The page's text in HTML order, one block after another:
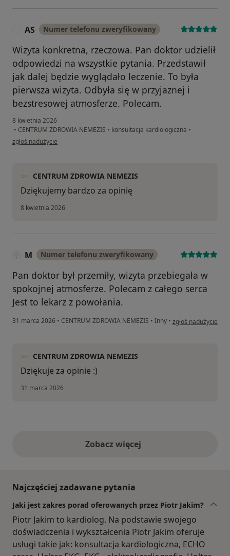
AS Numer telefonu zweryfikowany
Wizyta konkretna, rzeczowa. Pan doktor udzielił
odpowiedzi na wszystkie pytania. Przedstawił
jak dalej będzie wyglądało leczenie. To była
pierwsza wizyta. Odbyła się w przyjaznej i
bezstresowej atmosferze. Polecam.
8 kwietnia 2026
• CENTRUM ZDROWIA NEMEZIS • konsultacja kardiologiczna •
w opinii użytkownika AS
zgłoś nadużycie
CENTRUM ZDROWIA NEMEZIS
Dziękujemy bardzo za opinię
8 kwietnia 2026
M Numer telefonu zweryfikowany
Pan doktor był przemiły, wizyta przebiegała w
spokojnej atmosferze. Polecam z całego serca
Jest to lekarz z powołania.
31 marca 2026 • CENTRUM ZDROWIA NEMEZIS • Inny • w opinii
zgłoś nadużycie
CENTRUM ZDROWIA NEMEZIS
Dziękuje za opinie :)
31 marca 2026
Zobacz więcejopinie powyżej
Najczęściej zadawane pytania
Jaki jest zakres porad oferowanych przez Piotr Jakim?
Piotr Jakim to kardiolog. Na podstawie swojego
doświadczenia i wykształcenia Piotr Jakim oferuje
usługi takie jak: konsultacja kardiologiczna, ECHO